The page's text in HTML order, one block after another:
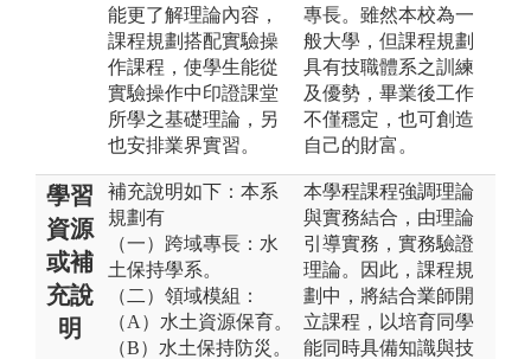
能更了解理論內容，
課程規劃搭配實驗操
作課程，使學生能從
實驗操作中印證課堂
所學之基礎理論，另
也安排業界實習。
專長。雖然本校為一
般大學，但課程規劃
具有技職體系之訓練
及優勢，畢業後工作
不僅穩定，也可創造
自己的財富。
學習
資源
或補
充說
明
補充說明如下：本系
規劃有
（一）跨域專長：水
土保持學系。
（二）領域模組：
（A）水土資源保育。
（B）水土保持防災。
本學程課程強調理論
與實務結合，由理論
引導實務，實務驗證
理論。因此，課程規
劃中，將結合業師開
立課程，以培育同學
能同時具備知識與技